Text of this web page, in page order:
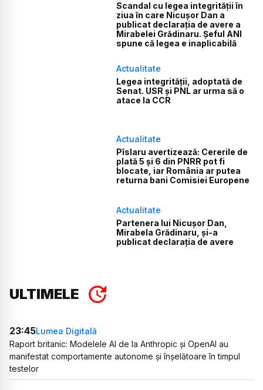
Scandal cu legea integrității în
ziua în care Nicușor Dan a
publicat declarația de avere a
Mirabelei Grădinaru. Șeful ANI
spune că legea e inaplicabilă
Actualitate
Legea integrității, adoptată de
Senat. USR și PNL ar urma să o
atace la CCR
Actualitate
Pîslaru avertizează: Cererile de
plată 5 și 6 din PNRR pot fi
blocate, iar România ar putea
returna bani Comisiei Europene
Actualitate
Partenera lui Nicușor Dan,
Mirabela Grădinaru, și-a
publicat declarația de avere
ULTIMELE
23:45Lumea Digitală
Raport britanic: Modelele AI de la Anthropic și OpenAI au
manifestat comportamente autonome și înșelătoare în timpul
testelor